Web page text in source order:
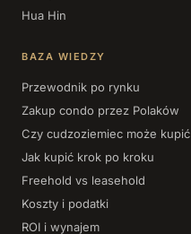
Hua Hin
BAZA WIEDZY
Przewodnik po rynku
Zakup condo przez Polaków
Czy cudzoziemiec może kupić
Jak kupić krok po kroku
Freehold vs leasehold
Koszty i podatki
ROI i wynajem